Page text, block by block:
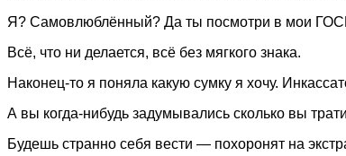
Я? Самовлюблённый? Да ты посмотри в мои
Всё, что ни делается, всё без мягкого знака.
Наконец-то я поняла какую сумку я хочу.
А вы когда-нибудь задумывались сколько вы
Будешь странно себя вести — похоронят на